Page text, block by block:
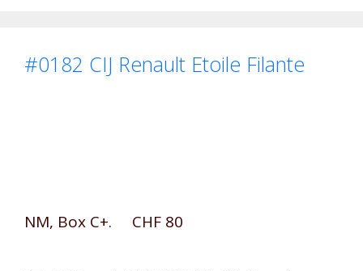
#0182 CIJ Renault Etoile Filante
NM, Box C+. CHF 80